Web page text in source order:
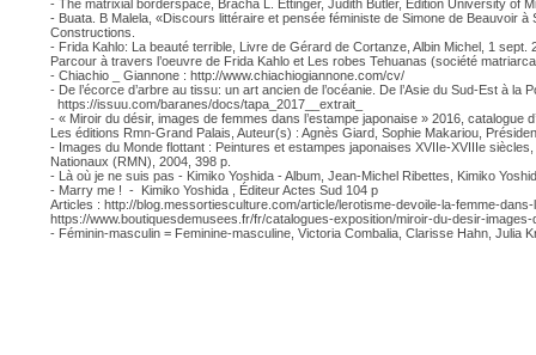
- The matrixial borderspace, Bracha L. Ettinger, Judith Butler, Édition University of
- Buata. B Malela, «Discours littéraire et pensée féministe de Simone de Beauvoir
Constructions.
- Frida Kahlo: La beauté terrible, Livre de Gérard de Cortanze, Albin Michel, 1 sept.
Parcour à travers l’oeuvre de Frida Kahlo et Les robes Tehuanas (société
- Chiachio _ Giannone : http://www.chiachiogiannone.com/cv/
- De l’écorce d’arbre au tissu: un art ancien de l’océanie. De l’Asie du Sud-Est à
https://issuu.com/baranes/docs/tapa_2017__extrait_
- « Miroir du désir, images de femmes dans l’estampe japonaise » 2016, catalogue
Les éditions Rmn-Grand Palais, Auteur(s) : Agnès Giard, Sophie Makariou,
- Images du Monde flottant : Peintures et estampes japonaises XVIIe-XVIIIe
Nationaux (RMN), 2004, 398 p.
- Là où je ne suis pas - Kimiko Yoshida - Album, Jean-Michel Ribettes, Kimiko
- Marry me ! - Kimiko Yoshida , Éditeur Actes Sud 104 p
Articles : http://blog.messortiesculture.com/article/lerotisme-devoile-la-femme-
https://www.boutiquesdemusees.fr/fr/catalogues-exposition/miroir-du-desir-
- Féminin-masculin = Feminine-masculine, Victoria Combalia, Clarisse Hahn, Julia